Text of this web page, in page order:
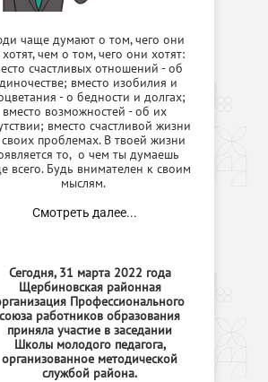
чаще думают о том, чего они
чем о том, чего они хотят:
счастливых отношений - об
вместо изобилия и
- о бедности и долгах;
вместо возможностей - об их
вместо счастливой жизни
проблемах. В твоей жизни
то, о чем ты думаешь
всего. Будь внимателен к своим
мыслям.
Смотреть далее...
Сегодня, 31 марта 2022 года
Щербиновская районная
Профессионального
союза работников образования
приняла участие в заседании
Школы молодого педагога,
организованное методической
службой района.